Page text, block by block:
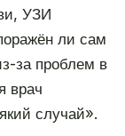
УЗИ
ли сам
за проблем в
врач
случай».